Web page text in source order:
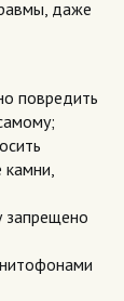
даже
повредить
камни,
запрещено